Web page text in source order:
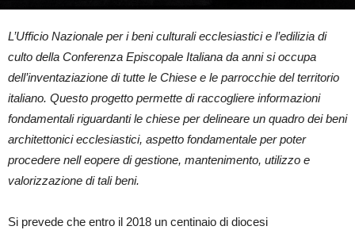
L’Ufficio Nazionale per i beni culturali ecclesiastici e l’edilizia di
culto della Conferenza Episcopale Italiana da anni si occupa
dell’inventaziazione di tutte le Chiese e le parrocchie del territorio
italiano. Questo progetto permette di raccogliere informazioni
fondamentali riguardanti le chiese per delineare un quadro dei beni
architettonici ecclesiastici, aspetto fondamentale per poter
procedere nell eopere di gestione, mantenimento, utilizzo e
valorizzazione di tali beni.
Si prevede che entro il 2018 un centinaio di diocesi